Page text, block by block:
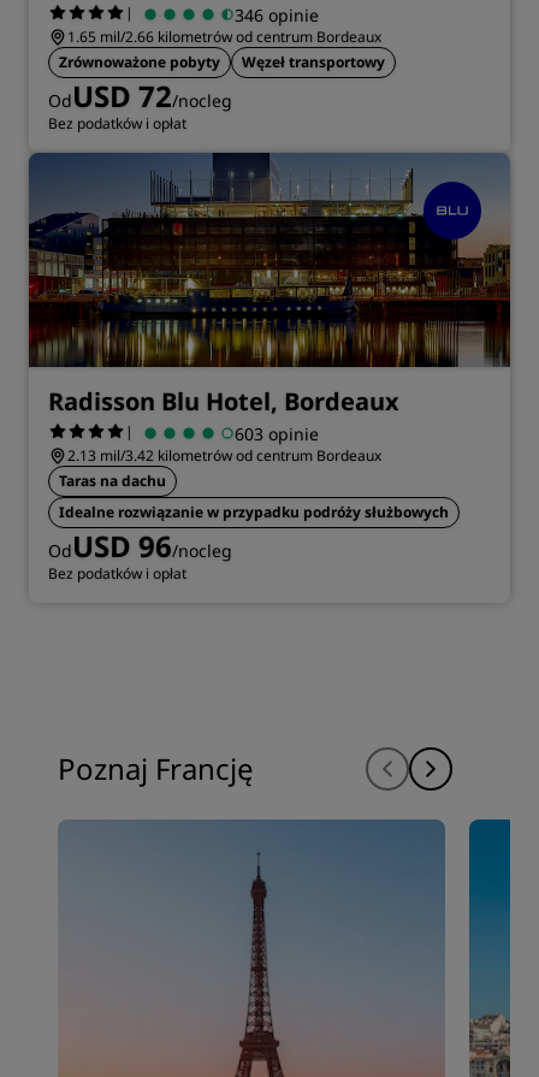
| 346 opinie
1.65 mil/2.66 kilometrów od centrum Bordeaux
Zrównoważone pobyty
Węzeł transportowy
OdUSD 72/nocleg
Bez podatków i opłat
Radisson Blu Hotel, Bordeaux
| 603 opinie
2.13 mil/3.42 kilometrów od centrum Bordeaux
Taras na dachu
Idealne rozwiązanie w przypadku podróży służbowych
OdUSD 96/nocleg
Bez podatków i opłat
Poznaj Francję